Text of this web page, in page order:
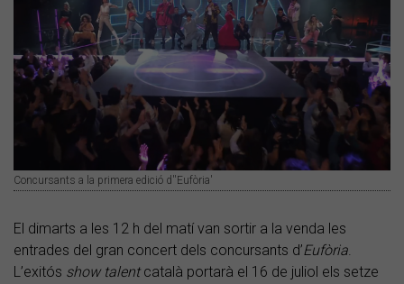
Concursants a la primera edició d''Eufòria'
El dimarts a les 12 h del matí van sortir a la venda les
entrades del gran concert dels concursants d’Eufòria.
L’exitós show talentcatalà portarà el 16 de juliol els setze